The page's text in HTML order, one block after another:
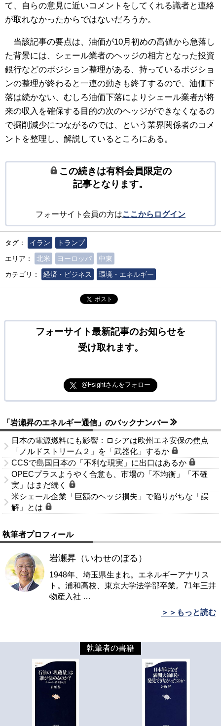
て、自らの意見に近いコメントをしてくれる識者と連絡
が取れなかったからではないだろうか。
当該記事の要点は、油価が10月初めの高値から急落し
た背景には、シェール業者のヘッジの相方となった投資
銀行などのポジション整理がある、持っているポジショ
ンの整理が終わると一連の動きも終了するので、油価下
落は続かない、むしろ油価下落によりシェール業者が将
来の収入を確保する目的の次のヘッジができなくなるの
で掘削減少につながるのでは、という業界関係者のコメ
ントを整理し、解説しているところにある。
この続きは有料会員限定の
記事となります。
フォーサイト会員の方はここからログイン
タグ： イラン
トランプ
エリア：
北米 ヨーロッパ
中東
カテゴリ：
経済・ビジネス 環境・エネルギー
ポスト
フォーサイト最新記事のお知らせを
受け取れます。
@Fsightさんをフォロー
「岩瀬昇のエネルギー通信」のバックナンバー
日本の電源燃料にも影響：ロシアは欧州エネ安保の焦点
「ノルドストリーム２」を「武器化」するか
CCSで島国日本の「不利な現実」に出口はあるか
OPECプラスようやく合意も、市場の「不均衡」「不確
実」はまだ続く
米シェール企業「巨額のヘッジ損失」で陥りがちな「誤
解」とは
執筆者プロフィール
岩瀬昇（いわせのぼる）
1948年、埼玉県生まれ。エネルギーアナリス
ト。浦和高校、東京大学法学部卒業。71年三井
物産入社 …
＞＞もっと読む
執筆者の書籍